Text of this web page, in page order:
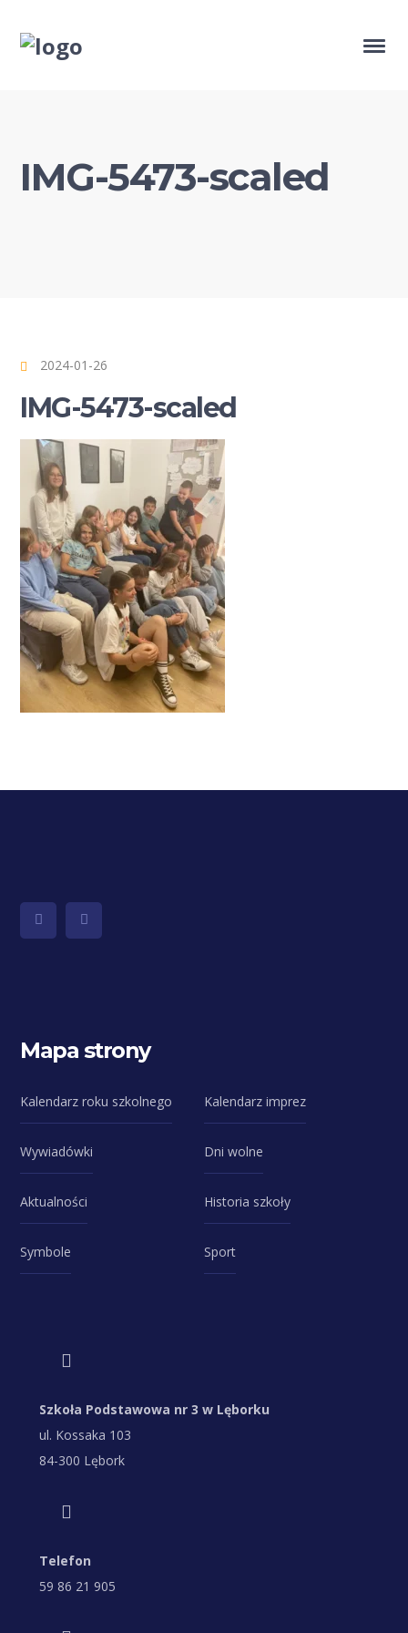
IMG-5473-scaled
2024-01-26
IMG-5473-scaled
Mapa strony
Kalendarz roku szkolnego Kalendarz imprez
Wywiadówki Dni wolne
Aktualności Historia szkoły
Symbole Sport
Szkoła Podstawowa nr 3 w Lęborku
ul. Kossaka 103
84-300 Lębork
Telefon
59 86 21 905